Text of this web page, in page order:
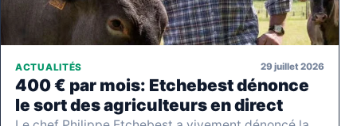
ACTUALITÉS 29 juillet 2026
400 € par mois: Etchebest dénonce
le sort des agriculteurs en direct